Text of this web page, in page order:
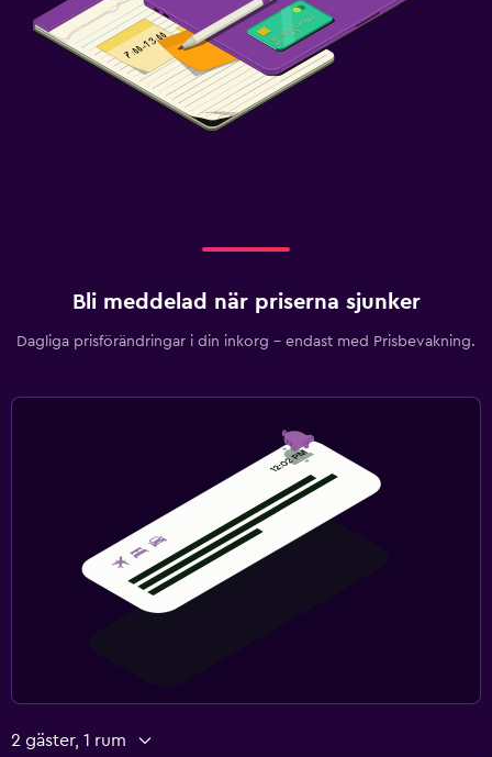
Bli meddelad när priserna sjunker
Dagliga prisförändringar i din inkorg – endast med Prisbevakning.
2 gäster, 1 rum